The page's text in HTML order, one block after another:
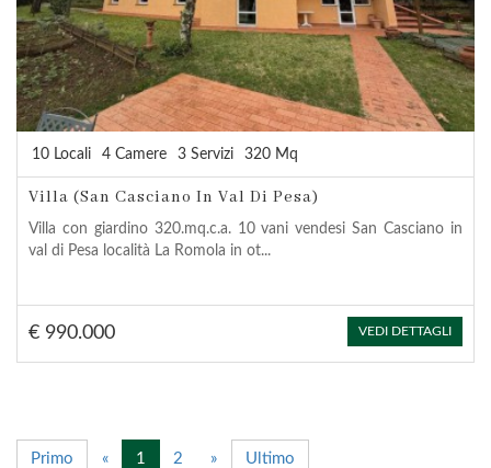
10 Locali 4 Camere 3 Servizi 320 Mq
Villa (San Casciano In Val Di Pesa)
Villa con giardino 320.mq.c.a. 10 vani vendesi San Casciano in
val di Pesa località La Romola in ot...
€ 990.000 VEDI DETTAGLI
Primo « 1 2 » Ultimo